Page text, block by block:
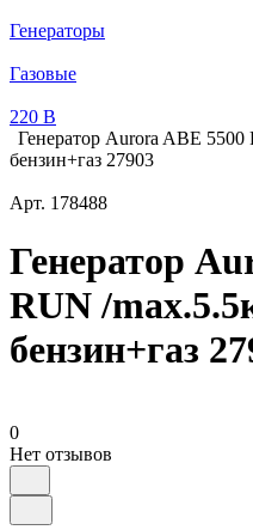
Генераторы
Газовые
220 В
Генератор Aurora ABE
бензин+газ 27903
Арт. 178488
Генератор
RUN /
бензин+газ
0
Нет отзывов